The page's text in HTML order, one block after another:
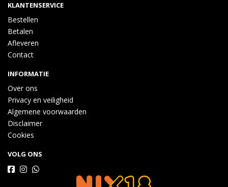
KLANTENSERVICE
Bestellen
Betalen
Afleveren
Contact
INFORMATIE
Over ons
Privacy en veiligheid
Algemene voorwaarden
Disclaimer
Cookies
VOLG ONS